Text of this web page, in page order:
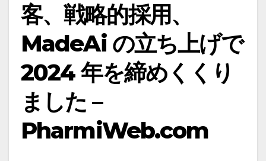
客、戦略的採用、
MadeAi の立ち上げで
2024 年を締めくくり
ました –
PharmiWeb.com